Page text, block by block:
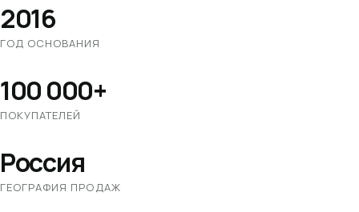
2016
ГОД ОСНОВАНИЯ
100 000+
ПОКУПАТЕЛЕЙ
Россия
ГЕОГРАФИЯ ПРОДАЖ